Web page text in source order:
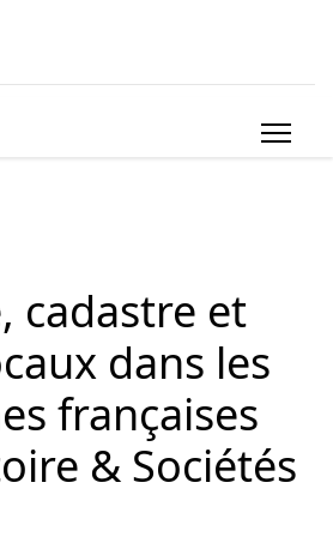
cadastre et
dans les
françaises
& Sociétés